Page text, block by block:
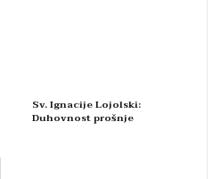
Sv. Ignacije Lojolski:
Duhovnost prošnje